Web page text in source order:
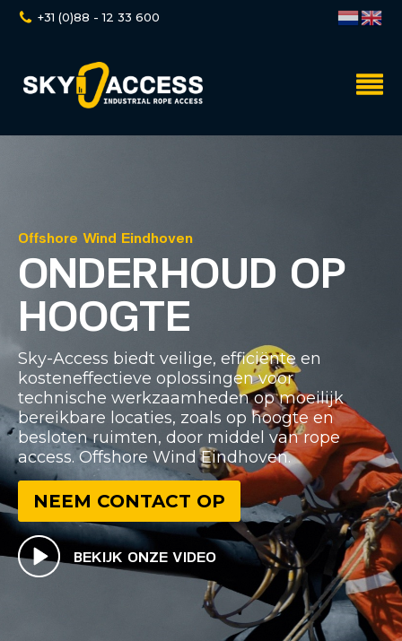
+31 (0)88 - 12 33 600
Offshore Wind Eindhoven
ONDERHOUD OP
HOOGTE
Sky-Access biedt veilige, efficiënte en
kosteneffectieve oplossingen voor
technische werkzaamheden op moeilijk
bereikbare locaties, zoals op hoogte en
besloten ruimten, door middel van rope
access. Offshore Wind Eindhoven.
NEEM CONTACT OP
BEKIJK ONZE VIDEO